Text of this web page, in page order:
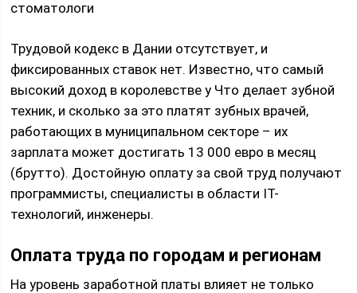
стоматологи
Трудовой кодекс в Дании отсутствует, и
фиксированных ставок нет. Известно, что самый
высокий доход в королевстве у Что делает зубной
техник, и сколько за это платят зубных врачей,
работающих в муниципальном секторе – их
зарплата может достигать 13 000 евро в месяц
(брутто). Достойную оплату за свой труд получают
программисты, специалисты в области IT-
технологий, инженеры.
Оплата труда по городам и регионам
На уровень заработной платы влияет не только